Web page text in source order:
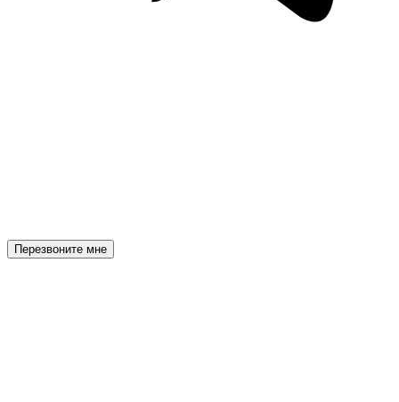
Перезвоните мне